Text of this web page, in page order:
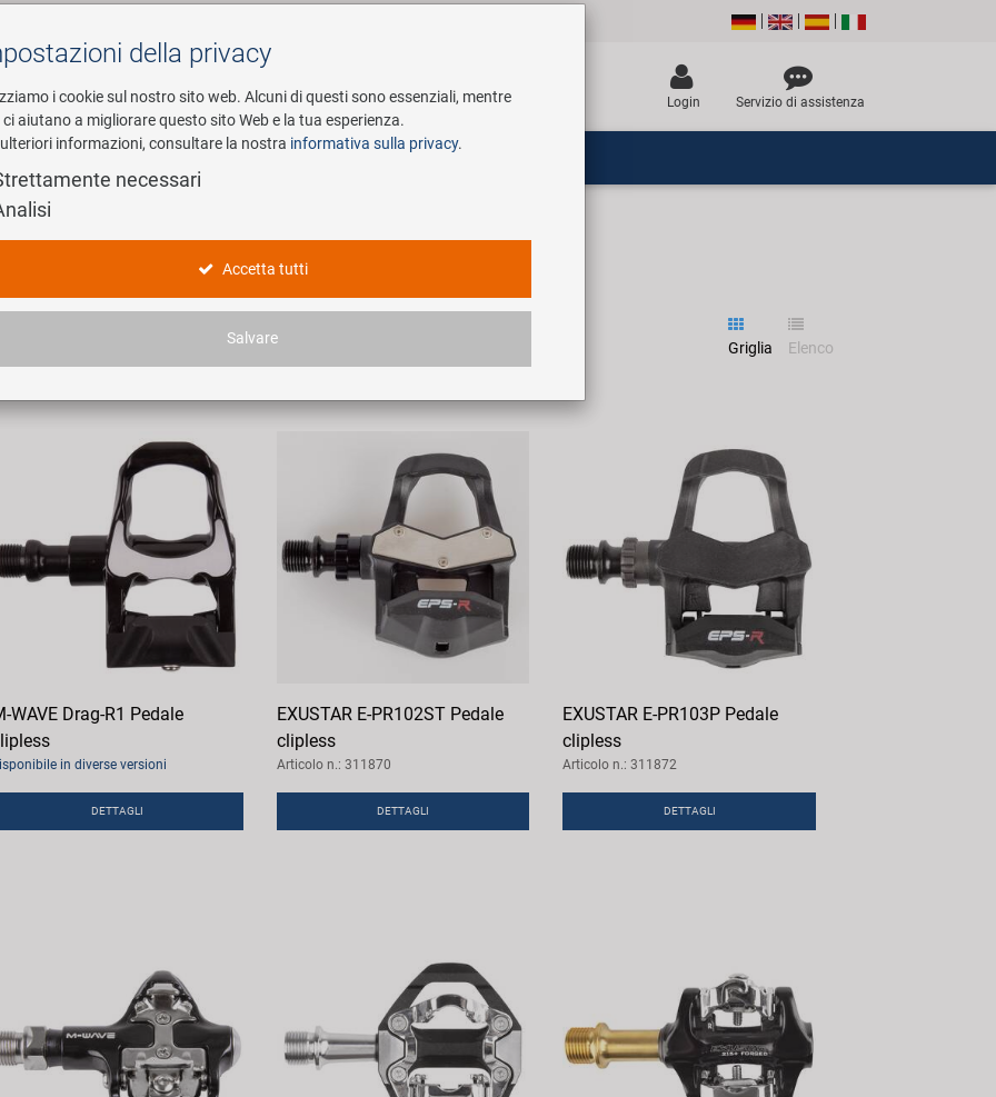
Cerca
Login Servizio di assistenza
E-Mobility
Griglia Elenco
WAVE Drag-R1 Pedale
in diverse versioni
DETTAGLI
EXUSTAR E-PR102ST Pedale
clipless
Articolo n.: 311870
DETTAGLI
EXUSTAR E-PR103P Pedale
clipless
Articolo n.: 311872
DETTAGLI
della privacy
i cookie sul nostro sito web. Alcuni di questi sono essenziali, mentre
aiutano a migliorare questo sito Web e la tua esperienza.
informazioni, consultare la nostra informativa sulla privacy.
necessari
Accetta tutti
Salvare